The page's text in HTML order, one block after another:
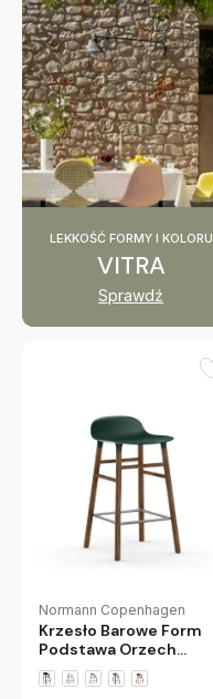
LEKKOŚĆ FORMY I KOLORU
VITRA
Sprawdź
Normann Copenhagen
Krzesło Barowe Form
Podstawa Orzech
Zielone Normann
Copenhagen